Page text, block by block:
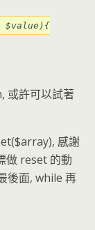
$value){
或許可以試著
感謝
做 reset 的動
後面, while 再